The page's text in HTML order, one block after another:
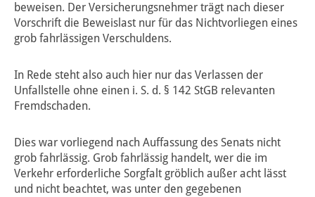
beweisen. Der Versicherungsnehmer trägt nach dieser
Vorschrift die Beweislast nur für das Nichtvorliegen eines
grob fahrlässigen Verschuldens.
In Rede steht also auch hier nur das Verlassen der
Unfallstelle ohne einen i. S. d. § 142 StGB relevanten
Fremdschaden.
Dies war vorliegend nach Auffassung des Senats nicht
grob fahrlässig. Grob fahrlässig handelt, wer die im
Verkehr erforderliche Sorgfalt gröblich außer acht lässt
und nicht beachtet, was unter den gegebenen